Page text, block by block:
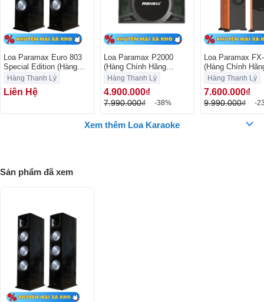
Loa Tần Số Cao Công Nghệ HTD (Hardened Titanium Dome)
Loa tần số cao 1-inch được trang bị màng Titanium siêu nhẹ và siêu
cứng, với khả năng tản nhiệt nhanh, giúp đáp ứng tần số lên đến
25kHz. Âm thanh từ loa này chi tiết, sống động và vang hơn, đồng thời
không bị méo tiếng khi phát ở mức âm lượng lớn.
Loa Paramax Euro 803
Special Edition (Hàng
Chính Hãng Likenew)
Hàng Thanh Lý
Liên Hệ
Loa Paramax P2000
(Hàng Chính Hãng
Likenew)
Hàng Thanh Lý
4.900.000₫
7.990.000₫ -38%
Loa Paramax
(Hàng Chính
Likenew)
Hàng Thanh Lý
7.600.000₫
9.990.000₫ -
Xem thêm Loa Karaoke
Sản phẩm đã xem